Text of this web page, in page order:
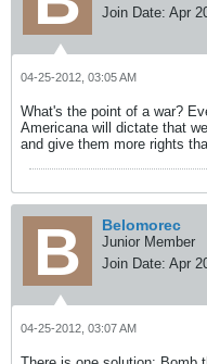
Join Date: Apr
04-25-2012, 03:05 AM
What's the point of a war?
Americana will dictate that
and give them more rights
Belomorec
Junior Member
Join Date: Apr
04-25-2012, 03:07 AM